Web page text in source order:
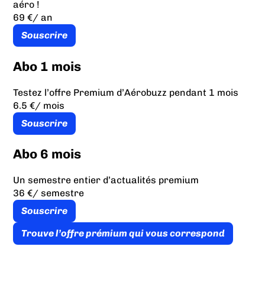
aéro !
69 €/ an
Souscrire
Abo 1 mois
Testez l’offre Premium d’Aérobuzz pendant 1 mois
6.5 €/ mois
Souscrire
Abo 6 mois
Un semestre entier d’actualités premium
36 €/ semestre
Souscrire
Trouve l’offre prémium qui vous correspond